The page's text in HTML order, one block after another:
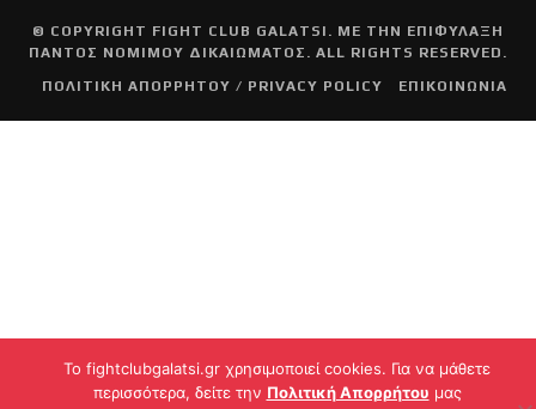
© COPYRIGHT FIGHT CLUB GALATSI
. ΜΕ ΤΗΝ ΕΠΙΦΥΛΑΞΗ
ΠΑΝΤΟΣ ΝΟΜΙΜΟΥ ΔΙΚΑΙΩΜΑΤΟΣ. ALL RIGHTS RESERVED.
ΠΟΛΙΤΙΚΗ ΑΠΟΡΡΗΤΟΥ / PRIVACY POLICY
ΕΠΙΚΟΙΝΩΝΙΑ
To fightclubgalatsi.gr χρησιμοποιεί cookies. Για να μάθετε
περισσότερα, δείτε την Πολιτική Απορρήτου μας